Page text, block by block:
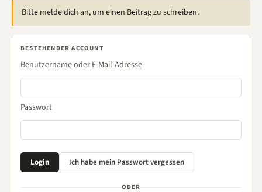
Bitte melde dich an, um einen Beitrag zu schreiben.
BESTEHENDER ACCOUNT
Benutzername oder E-Mail-Adresse
Passwort
ODER